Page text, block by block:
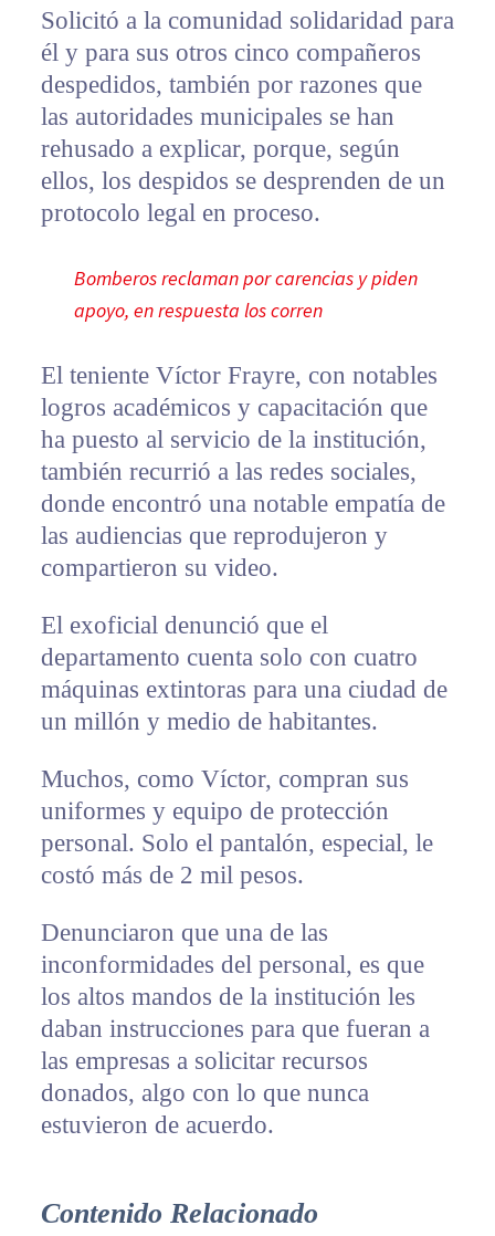
Solicitó a la comunidad solidaridad para
él y para sus otros cinco compañeros
despedidos, también por razones que
las autoridades municipales se han
rehusado a explicar, porque, según
ellos, los despidos se desprenden de un
protocolo legal en proceso.
Bomberos reclaman por carencias y piden
apoyo, en respuesta los corren
El teniente Víctor Frayre, con notables
logros académicos y capacitación que
ha puesto al servicio de la institución,
también recurrió a las redes sociales,
donde encontró una notable empatía de
las audiencias que reprodujeron y
compartieron su video.
El exoficial denunció que el
departamento cuenta solo con cuatro
máquinas extintoras para una ciudad de
un millón y medio de habitantes.
Muchos, como Víctor, compran sus
uniformes y equipo de protección
personal. Solo el pantalón, especial, le
costó más de 2 mil pesos.
Denunciaron que una de las
inconformidades del personal, es que
los altos mandos de la institución les
daban instrucciones para que fueran a
las empresas a solicitar recursos
donados, algo con lo que nunca
estuvieron de acuerdo.
Contenido Relacionado